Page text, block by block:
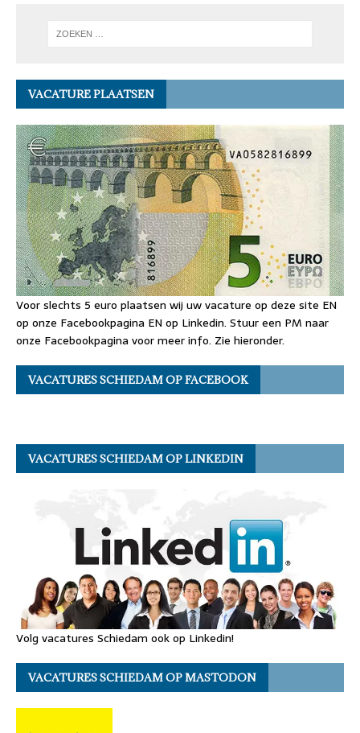
VACATURE PLAATSEN
Voor slechts 5 euro plaatsen wij uw vacature op deze site EN
op onze Facebookpagina EN op Linkedin. Stuur een PM naar
onze Facebookpagina voor meer info. Zie hieronder.
VACATURES SCHIEDAM OP FACEBOOK
VACATURES SCHIEDAM OP LINKEDIN
Volg vacatures Schiedam ook op Linkedin!
VACATURES SCHIEDAM OP MASTODON